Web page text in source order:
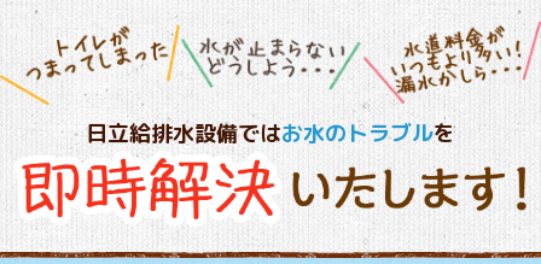
日立給排水設備ではお水のトラブルを